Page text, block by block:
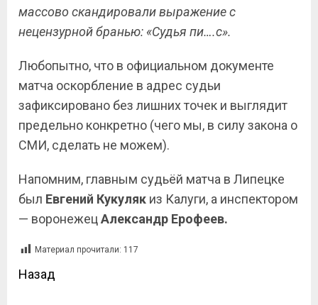
массово скандировали выражение с
нецензурной бранью: «Судья пи….с».
Любопытно, что в официальном документе
матча оскорбление в адрес судьи
зафиксировано без лишних точек и выглядит
предельно конкретно (чего мы, в силу закона о
СМИ, сделать не можем).
Напомним, главным судьёй матча в Липецке
был Евгений Кукуляк из Калуги, а инспектором
— воронежецАлександр Ерофеев.
Материал прочитали: 117
Назад